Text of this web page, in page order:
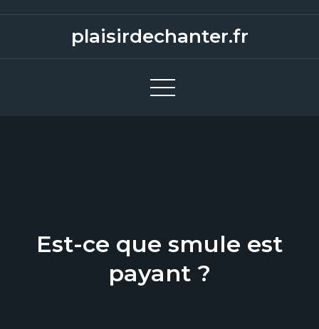
plaisirdechanter.fr
Est-ce que smule est
payant ?